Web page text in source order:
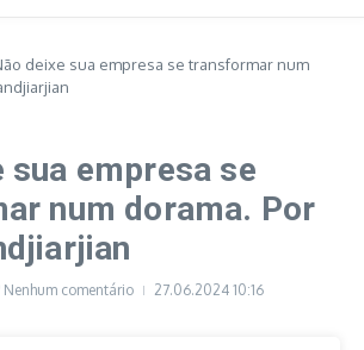
deixe sua empresa se transformar num
sua empresa se
num dorama. Por
Nenhum comentário 27.06.2024 10:16